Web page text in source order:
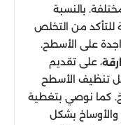
بالنسبة
للتأكد من التخلص
على الأسطح.
، على تقديم
تنظيف الأسطح
كما نوصي بتغطية
والأوساخ بشكل